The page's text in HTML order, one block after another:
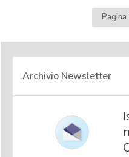
Archivio Newsletter